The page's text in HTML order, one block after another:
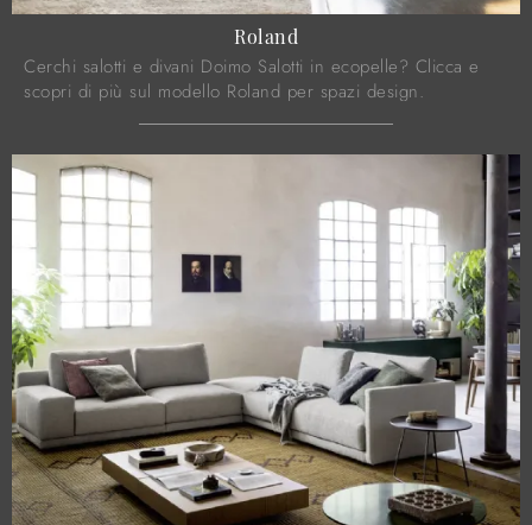
Roland
Cerchi salotti e divani Doimo Salotti in ecopelle? Clicca e
scopri di più sul modello Roland per spazi design.